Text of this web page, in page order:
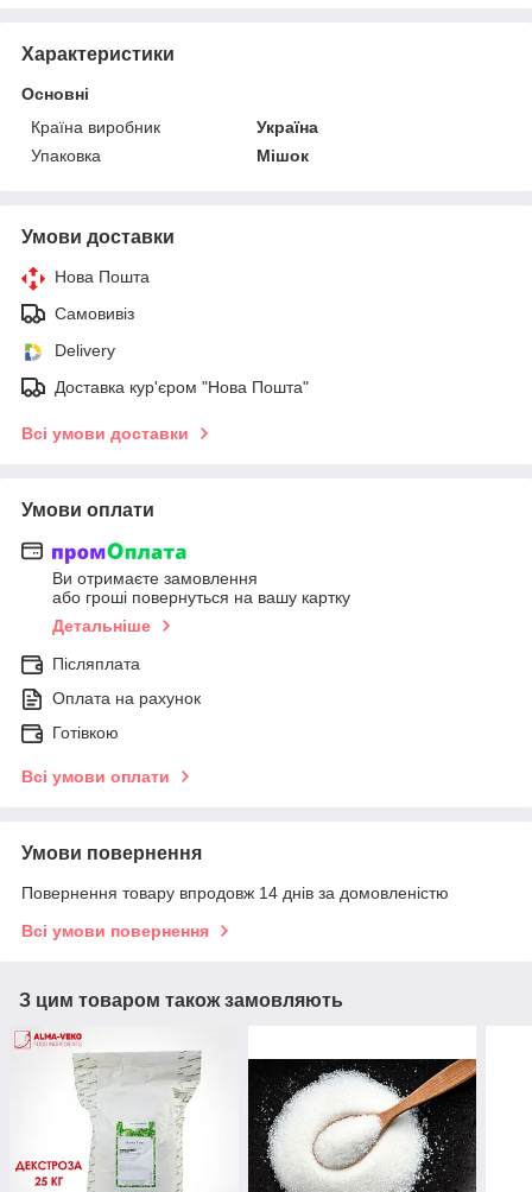
Характеристики
Основні
Країна виробник
Україна
Упаковка
Мішок
Умови доставки
Нова Пошта
Самовивіз
Delivery
Доставка кур'єром "Нова Пошта"
Всі умови доставки
Умови оплати
Ви отримаєте замовлення
або гроші повернуться на вашу картку
Детальніше
Післяплата
Оплата на рахунок
Готівкою
Всі умови оплати
Умови повернення
Повернення товару впродовж 14 днів за домовленістю
Всі умови повернення
З цим товаром також замовляють